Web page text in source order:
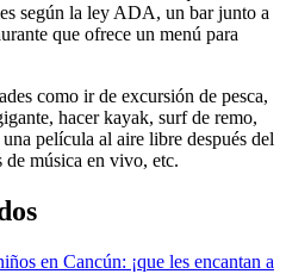
según la ley ADA, un bar junto a
que ofrece un menú para
como ir de excursión de pesca,
hacer kayak, surf de remo,
película al aire libre después del
de música en vivo, etc.